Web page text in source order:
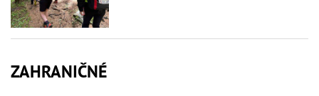
ZAHRANIČNÉ